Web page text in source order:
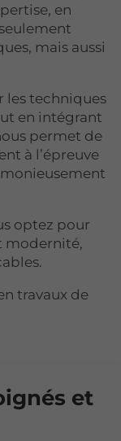
en
mais aussi
les techniques
en intégrant
permet de
à l’épreuve
optez pour
modernité,
travaux de
et